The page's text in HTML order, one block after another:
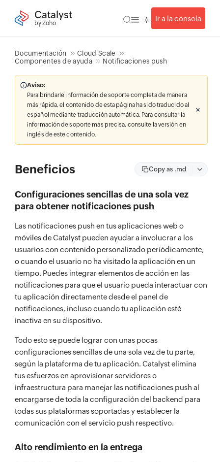
Catalyst
by Zoho
Ir a la consola
Documentación
Cloud Scale
Componentes de ayuda
Notificaciones push
Aviso:
Para brindarle información de soporte completa de manera
más rápida, el contenido de esta página ha sido traducido al
español mediante traducción automática. Para consultar la
información de soporte más precisa, consulte la versión en
inglés de este contenido.
Beneficios Copy as .md
Configuraciones sencillas de una sola vez
para obtener notificaciones push
Las notificaciones push en tus aplicaciones web o
móviles de Catalyst pueden ayudar a involucrar a los
usuarios con contenido personalizado periódicamente,
o cuando el usuario no ha visitado la aplicación en un
tiempo. Puedes integrar elementos de acción en las
notificaciones para que el usuario pueda interactuar con
tu aplicación directamente desde el panel de
notificaciones, incluso cuando tu aplicación esté
inactiva en su dispositivo.
Todo esto se puede lograr con unas pocas
configuraciones sencillas de una sola vez de tu parte,
según la plataforma de tu aplicación. Catalyst elimina
tus esfuerzos en aprovisionar servidores o
infraestructura para manejar las notificaciones push al
encargarse de toda la configuración del backend para
todas sus plataformas soportadas y establecer la
comunicación con el servicio push respectivo.
Alto rendimiento en la entrega